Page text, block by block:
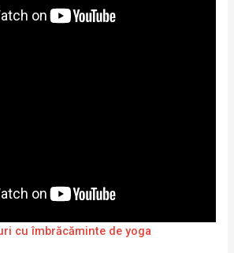
cu îmbrăcăminte de yoga